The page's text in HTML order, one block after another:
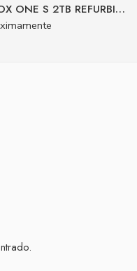
XBOX ONE S 2TB REFURBISHED 90 juegos